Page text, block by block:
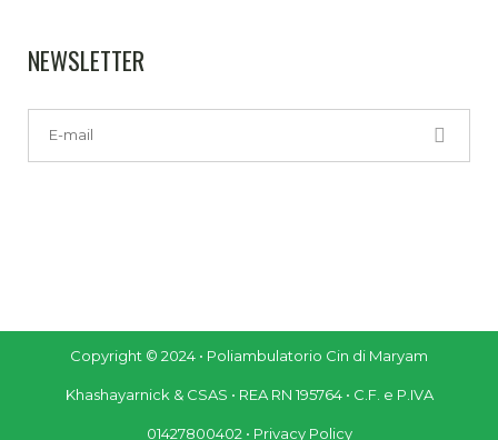
NEWSLETTER
Copyright © 2024 • Poliambulatorio Cin di Maryam
Khashayarnick & CSAS • REA RN 195764 • C.F. e P.IVA
01427800402 • Privacy Policy